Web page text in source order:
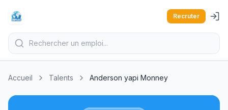
Recruter
Accueil Talents Anderson yapi Monney